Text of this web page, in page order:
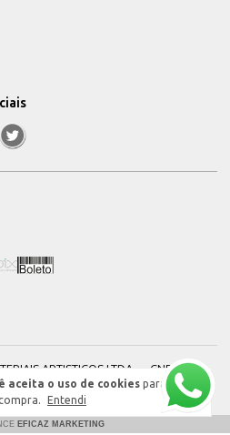
aceita o uso de cookies para
Entendi
ARTISTICOS LTDA — CNPJ:
Todos os direitos reservados.